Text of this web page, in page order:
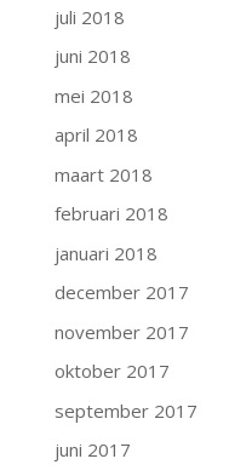
juli 2018
juni 2018
mei 2018
april 2018
maart 2018
februari 2018
januari 2018
december 2017
november 2017
oktober 2017
september 2017
juni 2017